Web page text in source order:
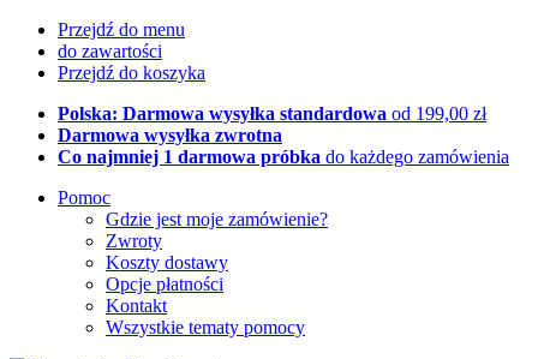
Przejdź do menu
do zawartości
Przejdź do koszyka
Polska: Darmowa wysyłka standardowa od 199,00 zł
Darmowa wysyłka zwrotna
Co najmniej 1 darmowa próbka do każdego zamówienia
Pomoc
Gdzie jest moje zamówienie?
Zwroty
Koszty dostawy
Opcje płatności
Kontakt
Wszystkie tematy pomocy